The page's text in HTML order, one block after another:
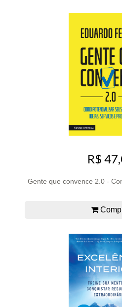
R$
Gente que convence 2.0 -